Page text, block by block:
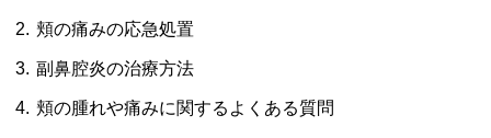
頬の痛みの応急処置
副鼻腔炎の治療方法
頬の腫れや痛みに関するよくある質問